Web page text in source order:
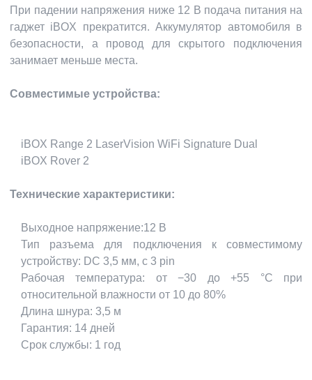
При падении напряжения ниже 12 В подача питания на
гаджет iBOX прекратится. Аккумулятор автомобиля в
безопасности, а провод для скрытого подключения
занимает меньше места.
Совместимые устройства:
iBOX Range 2 LaserVision WiFi Signature Dual
iBOX Rover 2
Технические характеристики:
Выходное напряжение:12 В
Тип разъема для подключения к совместимому
устройству: DC 3,5 мм, с 3 pin
Рабочая температура: от −30 до +55 °С при
относительной влажности от 10 до 80%
Длина шнура: 3,5 м
Гарантия: 14 дней
Срок службы: 1 год